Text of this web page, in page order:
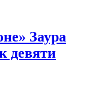
Заура
девяти